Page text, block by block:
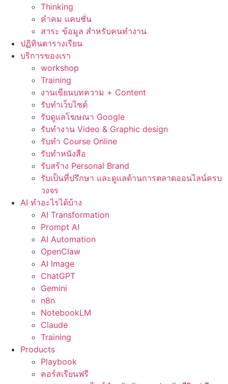
Thinking
คำคม แคบชั่น
สาระ ข้อมูล สำหรับคนทำงาน
ปฏิทินตารางเรียน
บริการของเรา
workshop
Training
งานเขียนบทความ + Content
รับทำเว็บไซต์
รับดูแลโฆษณา Google
รับทำงาน Video & Graphic design
รับทำ Course Online
รับทำหนังสือ
รับสร้าง Personal Brand
รับเป็นที่ปรึกษา และดูแลด้านการตลาดออนไลน์ครบ
วงจร
AI ทำอะไรได้บ้าง
AI Transformation
Prompt AI
AI Automation
OpenClaw
AI Image
ChatGPT
Gemini
n8n
NotebookLM
Claude
Training
Products
Playbook
คอร์สเรียนฟรี